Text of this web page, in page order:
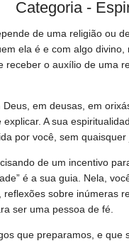
Categoria -
de uma religião ou
ela é e com algo
receber o auxílio de uma
em deusas, em
A sua
por você, sem quaisquer
de um incentivo
é a sua guia. Nela,
sobre inúmeras
ser uma pessoa de fé.
que preparamos, e que